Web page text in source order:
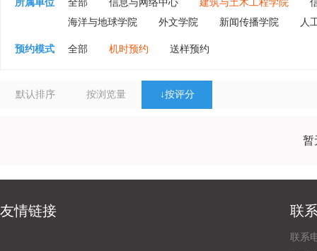
所属单位 全部 信息与网络中心 建筑与土木工程学院
海洋与地球学院
外文学院 新闻传播学院 人
预约模式 全部 机时预约 送样预约
默认排序 按浏览量 ↓按评分
暂
友情链接 联
联系